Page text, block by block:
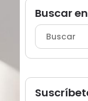
Buscar